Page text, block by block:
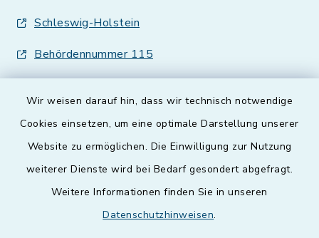
Wir weisen darauf hin, dass wir technisch notwendige
Cookies einsetzen, um eine optimale Darstellung unserer
Website zu ermöglichen. Die Einwilligung zur Nutzung
weiterer Dienste wird bei Bedarf gesondert abgefragt.
Weitere Informationen finden Sie in unseren
Datenschutzhinweisen.
Schleswig-Holstein
Behördennummer 115
Barrierefreiheit